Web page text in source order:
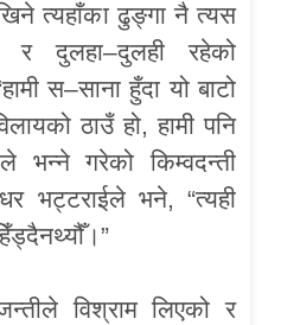
त्यहाँका ढुङ्गा नै त्यस
र दुलहा–दुलही रहेको
स–साना हुँदा यो बाटो
ठाउँ हो, हामी पनि
भन्ने गरेको किम्वदन्ती
भट्टराईले भने, “त्यही
विश्राम लिएको र